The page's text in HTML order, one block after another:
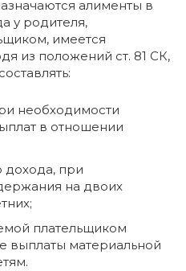
алименты в
у родителя,
имеется
из положений ст. 81 СК,
необходимости
в отношении
дохода, при
на двоих
плательщиком
выплаты материальной